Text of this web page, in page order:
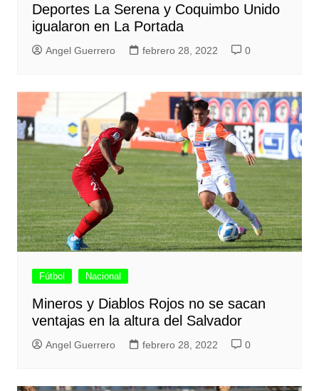
Deportes La Serena y Coquimbo Unido
igualaron en La Portada
Angel Guerrero febrero 28, 2022 0
Fútbol Nacional
Mineros y Diablos Rojos no se sacan
ventajas en la altura del Salvador
Angel Guerrero febrero 28, 2022 0